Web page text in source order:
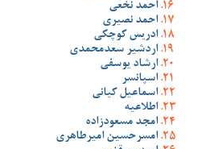
احمد نخعی
احمد نصیری
ادریس کوچکی
اردشیر سعدمحمدی
ارشاد یوسفی
اسپانسر
اسماعیل کیانی
اطلاعیه
امجد مسعودزاده
امسرحسین امیرطاهری